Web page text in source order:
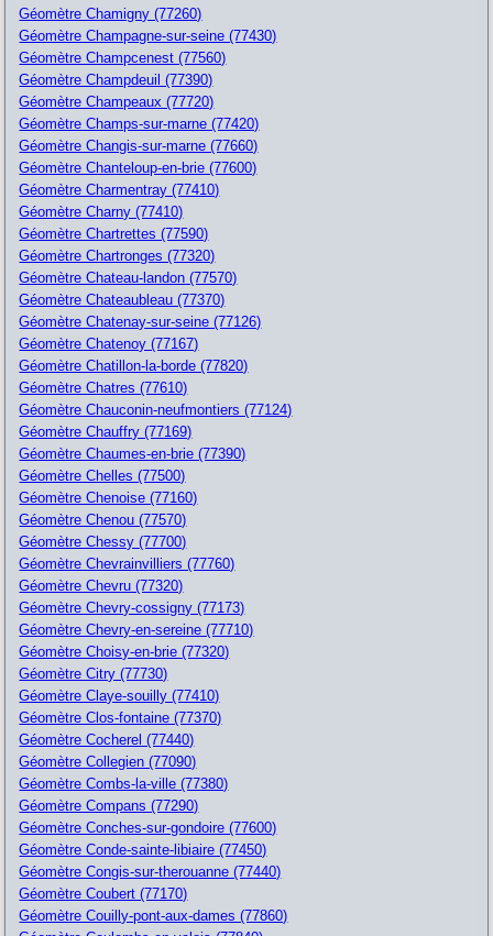
Géomètre Chamigny (77260)
Géomètre Champagne-sur-seine (77430)
Géomètre Champcenest (77560)
Géomètre Champdeuil (77390)
Géomètre Champeaux (77720)
Géomètre Champs-sur-marne (77420)
Géomètre Changis-sur-marne (77660)
Géomètre Chanteloup-en-brie (77600)
Géomètre Charmentray (77410)
Géomètre Charny (77410)
Géomètre Chartrettes (77590)
Géomètre Chartronges (77320)
Géomètre Chateau-landon (77570)
Géomètre Chateaubleau (77370)
Géomètre Chatenay-sur-seine (77126)
Géomètre Chatenoy (77167)
Géomètre Chatillon-la-borde (77820)
Géomètre Chatres (77610)
Géomètre Chauconin-neufmontiers (77124)
Géomètre Chauffry (77169)
Géomètre Chaumes-en-brie (77390)
Géomètre Chelles (77500)
Géomètre Chenoise (77160)
Géomètre Chenou (77570)
Géomètre Chessy (77700)
Géomètre Chevrainvilliers (77760)
Géomètre Chevru (77320)
Géomètre Chevry-cossigny (77173)
Géomètre Chevry-en-sereine (77710)
Géomètre Choisy-en-brie (77320)
Géomètre Citry (77730)
Géomètre Claye-souilly (77410)
Géomètre Clos-fontaine (77370)
Géomètre Cocherel (77440)
Géomètre Collegien (77090)
Géomètre Combs-la-ville (77380)
Géomètre Compans (77290)
Géomètre Conches-sur-gondoire (77600)
Géomètre Conde-sainte-libiaire (77450)
Géomètre Congis-sur-therouanne (77440)
Géomètre Coubert (77170)
Géomètre Couilly-pont-aux-dames (77860)